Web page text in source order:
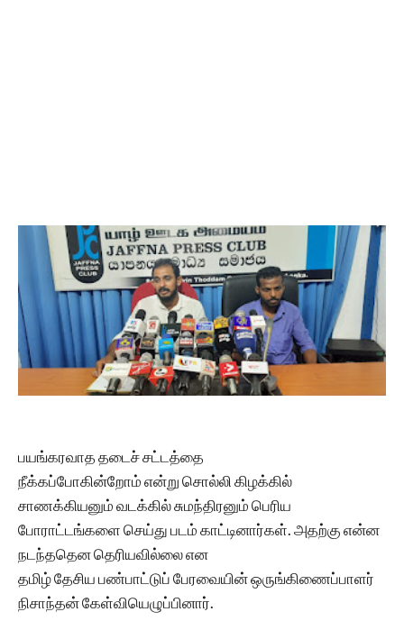
பயங்கரவாத தடைச் சட்டத்தை
நீக்கப்போகின்றோம் என்று சொல்லி கிழக்கில்
சாணக்கியனும் வடக்கில் சுமந்திரனும் பெரிய
போராட்டங்களை செய்து படம் காட்டினார்கள். அதற்கு என்ன
நடந்ததென தெரியவில்லை என
தமிழ் தேசிய பண்பாட்டுப் பேரவையின் ஒருங்கிணைப்பாளர்
நிசாந்தன் கேள்வியெழுப்பினார்.